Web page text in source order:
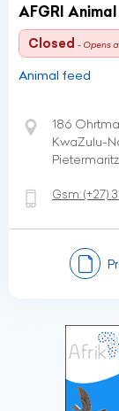
AFGRI
Closed - Opens
Animal feed
186
KwaZulu-
Gsm:(+27)